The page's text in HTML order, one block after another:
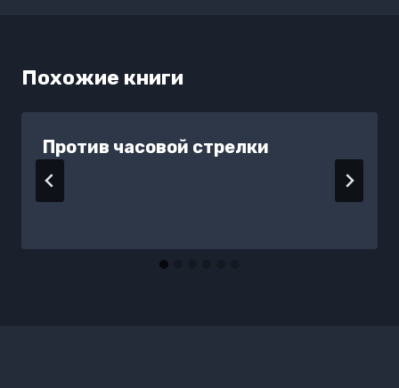
Похожие книги
Против часовой стрелки